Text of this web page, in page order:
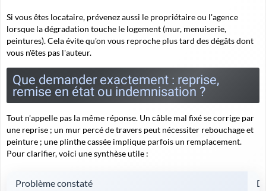
Si vous êtes locataire, prévenez aussi le propriétaire ou l'agence
lorsque la dégradation touche le logement (mur, menuiserie,
peintures). Cela évite qu'on vous reproche plus tard des dégâts dont
vous n'êtes pas l'auteur.
Que demander exactement : reprise,
remise en état ou indemnisation ?
Tout n'appelle pas la même réponse. Un câble mal fixé se corrige par
une reprise ; un mur percé de travers peut nécessiter rebouchage et
peinture ; une plinthe cassée implique parfois un remplacement.
Pour clarifier, voici une synthèse utile :
Problème constaté